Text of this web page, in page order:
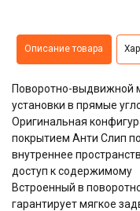
Описание товара
Поворотно-выдвижной
установки в прямые
Оригинальная
покрытием Анти Слип
внутреннее
доступ к содержимому
Встроенный в
гарантирует мягкое